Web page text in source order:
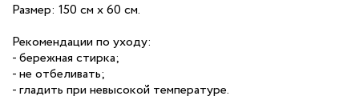
Размер: 150 см х 60 см.
Рекомендации по уходу:
- бережная стирка;
- не отбеливать;
- гладить при невысокой температуре.